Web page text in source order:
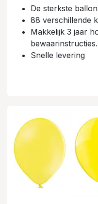
De sterkste
88 verschillende
Makkelijk 3 jaar
bewaarinstructies.
Snelle levering